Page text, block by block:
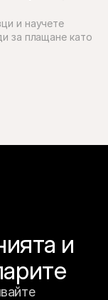
и научете
за плащане като
и